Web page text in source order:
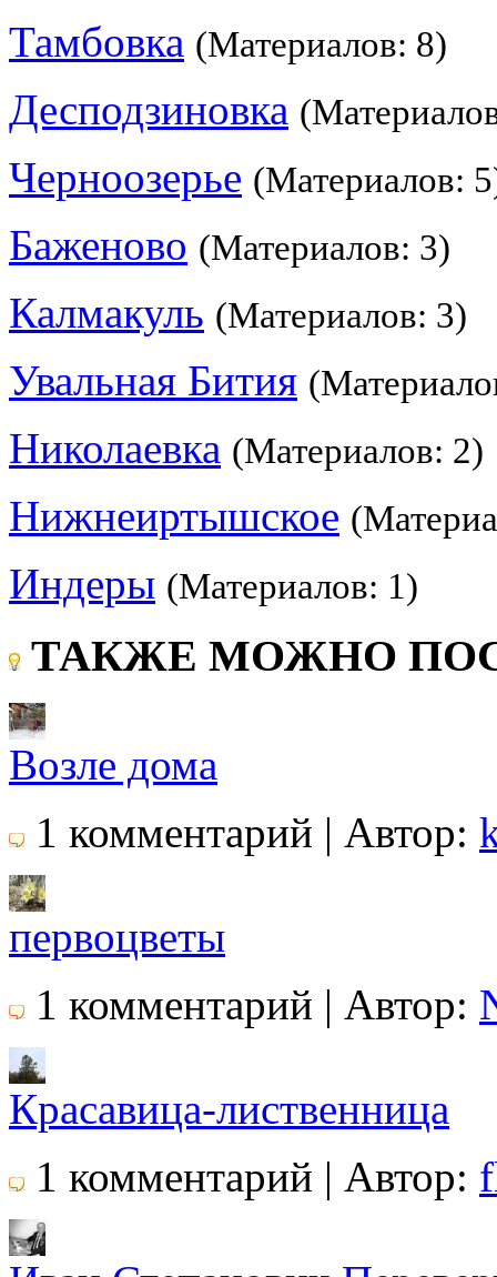
Тамбовка (Материалов: 8)
Десподзиновка
Черноозерье (Материалов:
Баженово (Материалов: 3)
Калмакуль (Материалов: 3)
Увальная Бития
Николаевка (Материалов: 2)
Нижнеиртышское
Индеры (Материалов: 1)
ТАКЖЕ МОЖНО
Возле дома
1 комментарий | Автор:
первоцветы
1 комментарий | Автор:
Красавица-лиственница
1 комментарий | Автор: